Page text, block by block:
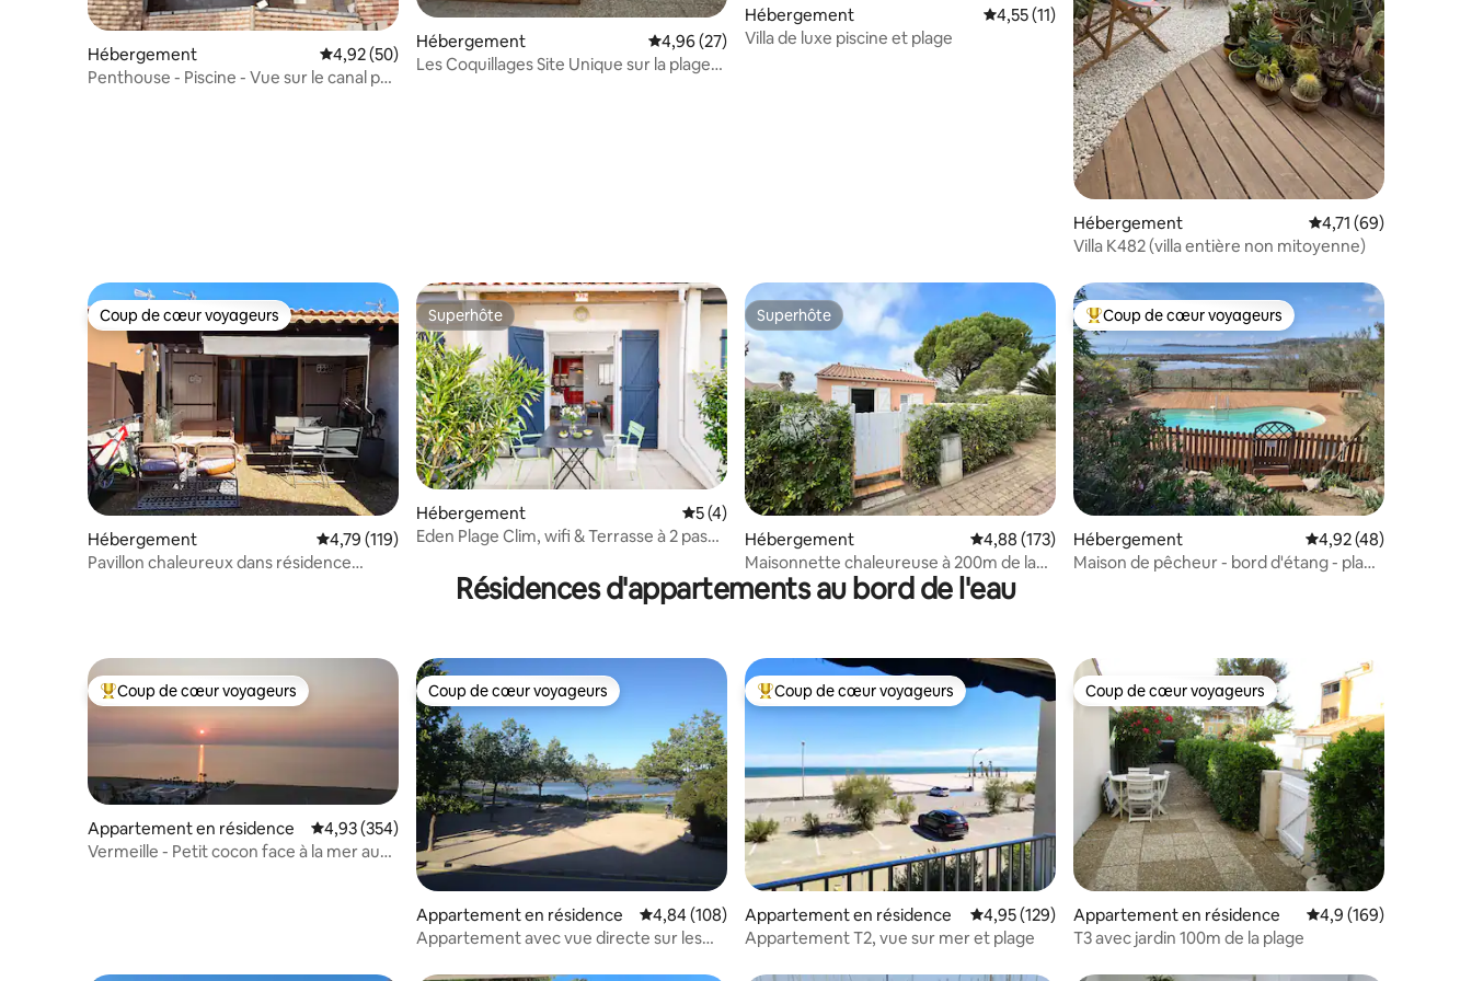
Hébergement Évaluation moyenne sur la base de 50 commentaires : 4,92 sur 5
4,92 (50)
Penthouse - Piscine - Vue sur le canal par
Hébergement Évaluation moyenne sur la base de 27 commentaires : 4,96 sur 5
4,96 (27)
Les Coquillages Site Unique sur la plage
Hébergement Évaluation moyenne sur la base de 11 commentaires : 4,55 sur 5
4,55 (11)
Villa de luxe piscine et plage
Hébergement Évaluation moyenne
4,71 (69)
Villa K482 (villa entière non mitoyenne)
Coup de cœur voyageurs
Coup de cœur voyageurs
Hébergement Évaluation moyenne sur la base de 119 commentaires : 4,79 sur 5
4,79 (119)
Pavillon chaleureux dans résidence
Superhôte
Superhôte
Hébergement Évaluation moyenne sur la base de 4 commentaires : 5 sur 5
5 (4)
Eden Plage Clim, wifi & Terrasse à 2 pas
Superhôte
Superhôte
Hébergement Évaluation moyenne sur la base de 173 commentaires : 4,88 sur 5
4,88 (173)
Maisonnette chaleureuse à 200m de la
mer
Coups de cœur voyageurs les plus appréciés
Coup de cœur voyageurs
Hébergement Évaluation moyenne
4,92 (48)
Maison de pêcheur - bord d'étang - plage
Résidences d'appartements au bord de l'eau
Coups de cœur voyageurs les plus appréciés
Coup de cœur voyageurs
Appartement en résidence Évaluation moyenne sur la base de 354 commentaires : 4,93 sur 5
4,93 (354)
Vermeille - Petit cocon face à la mer au
Coup de cœur voyageurs
Coup de cœur voyageurs
Appartement en résidence Évaluation moyenne sur la base de 108 commentaires : 4,84 sur 5
4,84 (108)
Appartement avec vue directe sur les
Coups de cœur voyageurs les plus appréciés
Coup de cœur voyageurs
Appartement en résidence Évaluation moyenne sur la base de 129 commentaires : 4,95 sur 5
4,95 (129)
Appartement T2, vue sur mer et plage
Coup de cœur voyageurs
Coup de cœur voyageurs
Appartement en résidence Évaluation moyenne
4,9 (169)
T3 avec jardin 100m de la plage